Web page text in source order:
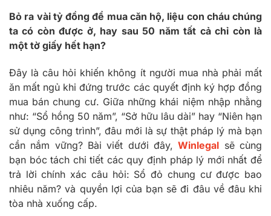
Bỏ ra vài tỷ đồng để mua căn hộ, liệu con cháu chúng
ta có còn được ở, hay sau 50 năm tất cả chỉ còn là
một tờ giấy hết hạn?
Đây là câu hỏi khiến không ít người mua nhà phải mất
ăn mất ngủ khi đứng trước các quyết định ký hợp đồng
mua bán chung cư. Giữa những khái niệm nhập nhằng
như: “Sổ hồng 50 năm”, “Sở hữu lâu dài” hay “Niên hạn
sử dụng công trình”, đâu mới là sự thật pháp lý mà bạn
cần nắm vững? Bài viết dưới đây,Winlegal sẽ cùng
bạn bóc tách chi tiết các quy định pháp lý mới nhất để
trả lời chính xác câu hỏi: Sổ đỏ chung cư được bao
nhiêu năm? và quyền lợi của bạn sẽ đi đâu về đâu khi
tòa nhà xuống cấp.